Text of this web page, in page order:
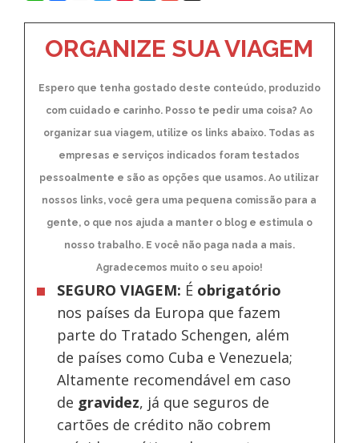
to
Kindle
ORGANIZE SUA VIAGEM
Espero que tenha gostado deste conteúdo, produzido
com cuidado e carinho. Posso te pedir uma coisa? Ao
organizar sua viagem, utilize os links abaixo. Todas as
empresas e serviços indicados foram testados
pessoalmente e são as opções que usamos. Ao utilizar
nossos links, você gera uma pequena comissão para a
gente, o que nos ajuda a manter o blog e estimula o
nosso trabalho. E você não paga nada a mais.
Agradecemos muito o seu apoio!
SEGURO VIAGEM: É obrigatório
nos países da Europa que fazem
parte do Tratado Schengen, além
de países como Cuba e Venezuela;
Altamente recomendável em caso
de gravidez, já que seguros de
cartões de crédito não cobrem